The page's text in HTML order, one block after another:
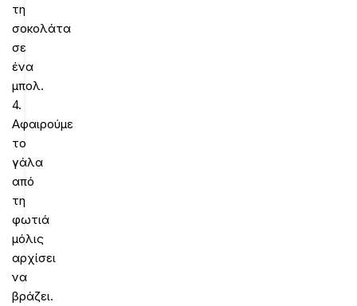
τη
σοκολάτα
σε
ένα
μπολ.
4.
Αφαιρούμε
το
γάλα
από
τη
φωτιά
μόλις
αρχίσει
να
βράζει.